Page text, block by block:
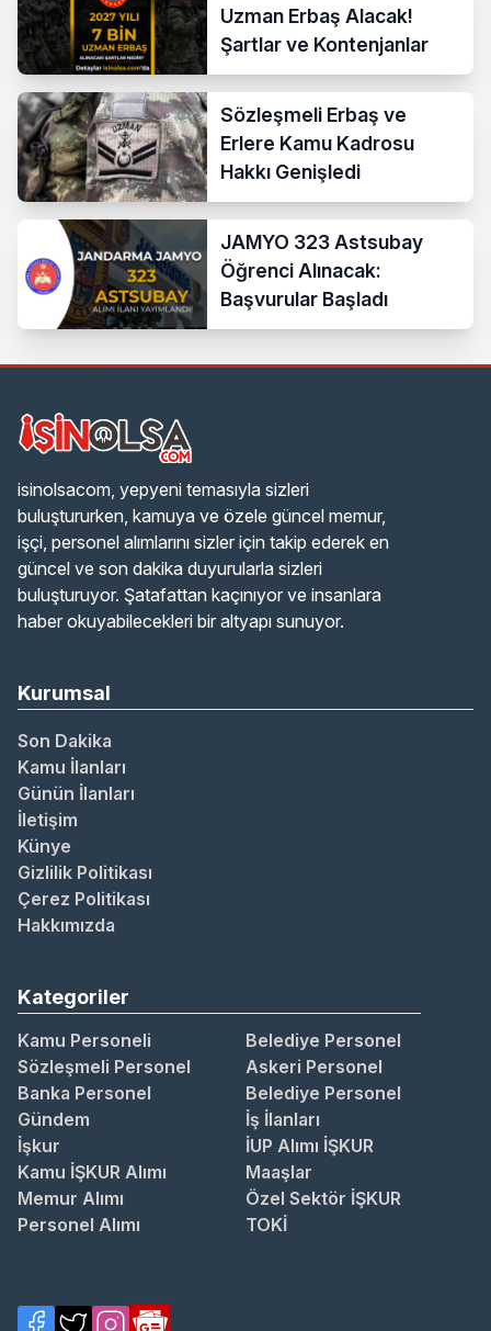
Uzman Erbaş Alacak!
Şartlar ve Kontenjanlar
Sözleşmeli Erbaş ve
Erlere Kamu Kadrosu
Hakkı Genişledi
JAMYO 323 Astsubay
Öğrenci Alınacak:
Başvurular Başladı
isinolsacom, yepyeni temasıyla sizleri
buluştururken, kamuya ve özele güncel memur,
işçi, personel alımlarını sizler için takip ederek en
güncel ve son dakika duyurularla sizleri
buluşturuyor. Şatafattan kaçınıyor ve insanlara
haber okuyabilecekleri bir altyapı sunuyor.
Kurumsal
Son Dakika
Kamu İlanları
Günün İlanları
İletişim
Künye
Gizlilik Politikası
Çerez Politikası
Hakkımızda
Kategoriler
Kamu Personeli
Belediye Personel
Sözleşmeli Personel
Askeri Personel
Banka Personel
Belediye Personel
Gündem
İş İlanları
İşkur
İUP Alımı İŞKUR
Kamu İŞKUR Alımı
Maaşlar
Memur Alımı
Özel Sektör İŞKUR
Personel Alımı
TOKİ